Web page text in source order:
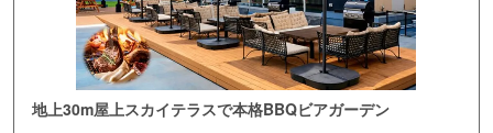
地上30m屋上スカイテラスで本格BBQビアガーデン